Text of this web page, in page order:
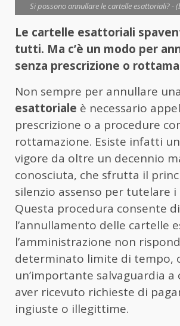
Si possono annullare le cartelle esattoriali? -
Le cartelle esattoriali
tutti. Ma c’è un modo per
senza prescrizione o
Non sempre per annullare una
esattoriale è necessario
prescrizione o a procedure
rottamazione. Esiste infatti
vigore da oltre un decennio
conosciuta, che sfrutta il
silenzio assenso per tutelare
Questa procedura consente
l’annullamento delle cartelle
l’amministrazione non
determinato limite di tempo,
un’importante salvaguardia
aver ricevuto richieste di
ingiuste o illegittime.